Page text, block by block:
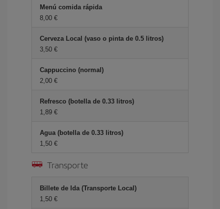
Menú comida rápida
8,00 €
Cerveza Local (vaso o pinta de 0.5 litros)
3,50 €
Cappuccino (normal)
2,00 €
Refresco (botella de 0.33 litros)
1,89 €
Agua (botella de 0.33 litros)
1,50 €
Transporte
Billete de Ida (Transporte Local)
1,50 €